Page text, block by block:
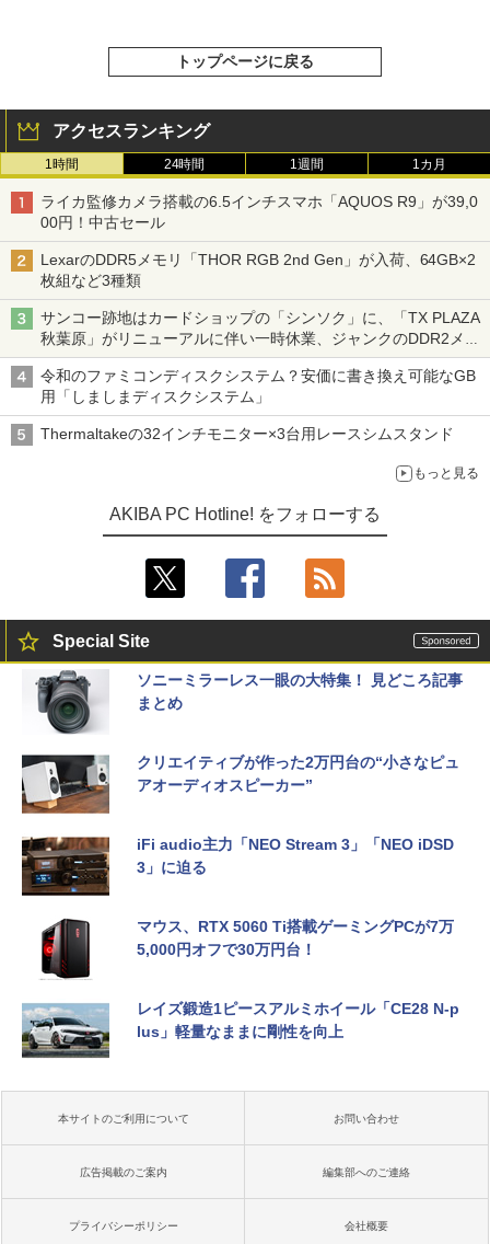
トップページに戻る
アクセスランキング
1時間 24時間 1週間 1カ月
ライカ監修カメラ搭載の6.5インチスマホ「AQUOS R9」が39,0
00円！中古セール
LexarのDDR5メモリ「THOR RGB 2nd Gen」が入荷、64GB×2
枚組など3種類
サンコー跡地はカードショップの「シンソク」に、「TX PLAZA
秋葉原」がリニューアルに伴い一時休業、ジャンクのDDR2メモ
リが100円で販売など～ 最近の秋葉原 ～
令和のファミコンディスクシステム？安価に書き換え可能なGB
用「しましまディスクシステム」
Thermaltakeの32インチモニター×3台用レースシムスタンド
もっと見る
AKIBA PC Hotline! をフォローする
Special Site
ソニーミラーレス一眼の大特集！ 見どころ記事
まとめ
クリエイティブが作った2万円台の“小さなピュ
アオーディオスピーカー”
iFi audio主力「NEO Stream 3」「NEO iDSD
3」に迫る
マウス、RTX 5060 Ti搭載ゲーミングPCが7万
5,000円オフで30万円台！
レイズ鍛造1ピースアルミホイール「CE28 N-p
lus」軽量なままに剛性を向上
本サイトのご利用について お問い合わせ
広告掲載のご案内 編集部へのご連絡
プライバシーポリシー 会社概要